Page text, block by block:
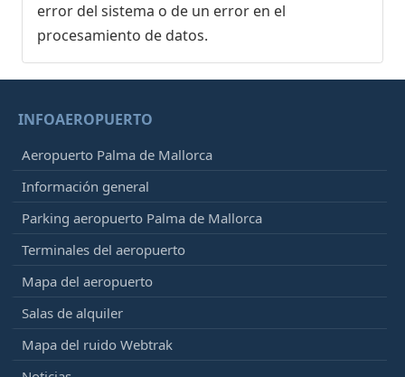
error del sistema o de un error en el
procesamiento de datos.
INFOAEROPUERTO
Aeropuerto Palma de Mallorca
Información general
Parking aeropuerto Palma de Mallorca
Terminales del aeropuerto
Mapa del aeropuerto
Salas de alquiler
Mapa del ruido Webtrak